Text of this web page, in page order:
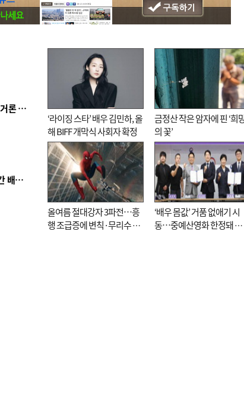
■ 축구협회 ‘성 접대’ 의혹 일파만파…日도 의혹 연루 거론 심판 2명 조사
■ 로봇 1000대가 상품 입출고 척척…롯데마트 24시간 배송 자동화
‘라이징 스타’ 배우 김민하, 올
해 BIFF 개막식 사회자 확정
금정산 작은 암자에 핀 ‘희
의 꽃’
올여름 절대강자 3파전…흥
행 조급증에 변칙·무리수 마
‘배우 몸값’ 거품 없애기 시
동…중예산영화 한정돼 실